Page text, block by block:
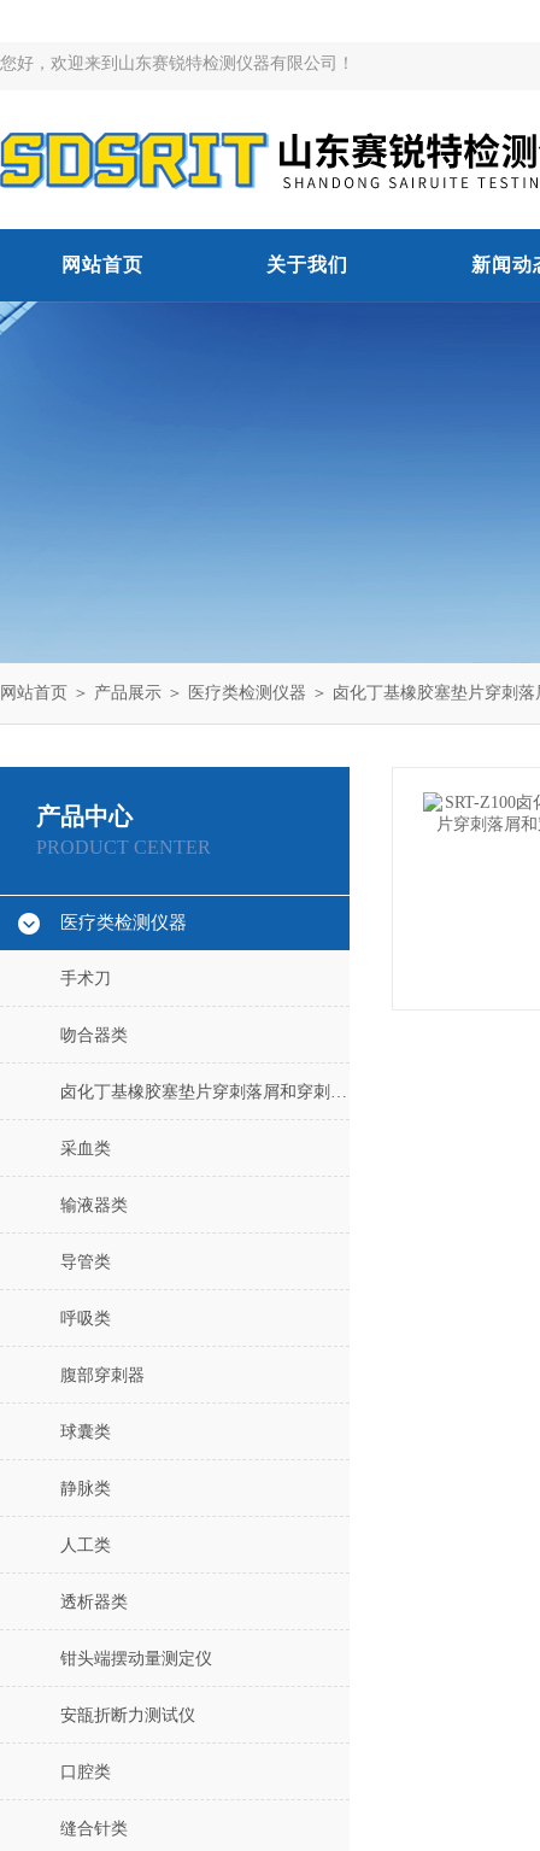
您好，欢迎来到山东赛锐特检测仪器有限公司！
网站首页 关于我们 新闻动
网站首页 ＞ 产品展示 ＞ 医疗类检测仪器 ＞ 卤化丁基橡胶塞垫片穿刺
产品中心
PRODUCT CENTER
医疗类检测仪器
手术刀
吻合器类
卤化丁基橡胶塞垫片穿刺落屑和穿刺力测试仪
采血类
输液器类
导管类
呼吸类
腹部穿刺器
球囊类
静脉类
人工类
透析器类
钳头端摆动量测定仪
安瓿折断力测试仪
口腔类
缝合针类